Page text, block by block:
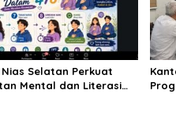
Selatan Perkuat
Mental dan Literasi